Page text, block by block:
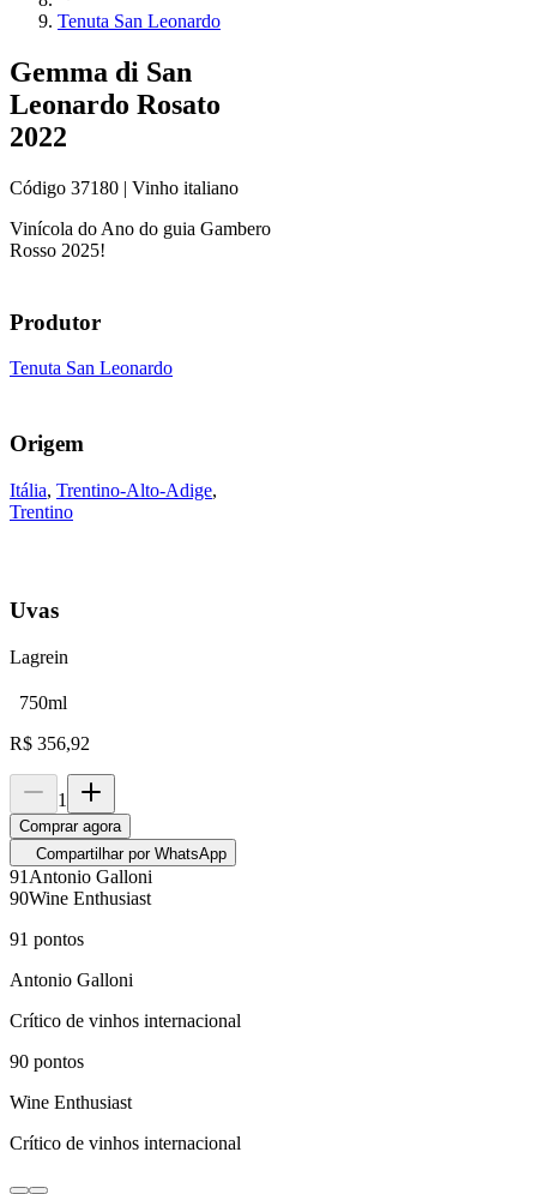
Tenuta San Leonardo
Gemma di San
Leonardo Rosato
2022
Código 37180 | Vinho italiano
Vinícola do Ano do guia Gambero
Rosso 2025!
Produtor
Tenuta San Leonardo
Origem
Itália, Trentino-Alto-Adige,
Trentino
Uvas
Lagrein
750ml
R$ 356,92
1
Comprar agora
Compartilhar por WhatsApp
91 Antonio Galloni
90Wine Enthusiast
91 pontos
Antonio Galloni
Crítico de vinhos internacional
90 pontos
Wine Enthusiast
Crítico de vinhos internacional